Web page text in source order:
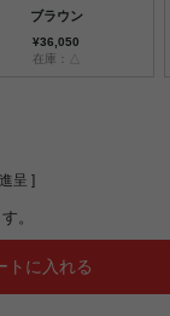
ブラウン
¥36,050
在庫：△
呈 ]
。
トに入れる